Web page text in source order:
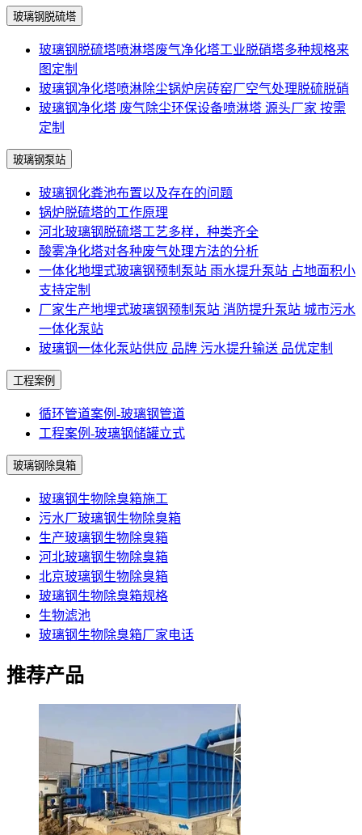
玻璃钢脱硫塔
玻璃钢脱硫塔喷淋塔废气净化塔工业脱硝塔多种规格来
图定制
玻璃钢净化塔喷淋除尘锅炉房砖窑厂空气处理脱硫脱硝
玻璃钢净化塔 废气除尘环保设备喷淋塔 源头厂家 按需
定制
玻璃钢泵站
玻璃钢化粪池布置以及存在的问题
锅炉脱硫塔的工作原理
河北玻璃钢脱硫塔工艺多样，种类齐全
酸雾净化塔对各种废气处理方法的分析
一体化地埋式玻璃钢预制泵站 雨水提升泵站 占地面积小
支持定制
厂家生产地埋式玻璃钢预制泵站 消防提升泵站 城市污水
一体化泵站
玻璃钢一体化泵站供应 品牌 污水提升输送 品优定制
工程案例
循环管道案例-玻璃钢管道
工程案例-玻璃钢储罐立式
玻璃钢除臭箱
玻璃钢生物除臭箱施工
污水厂玻璃钢生物除臭箱
生产玻璃钢生物除臭箱
河北玻璃钢生物除臭箱
北京玻璃钢生物除臭箱
玻璃钢生物除臭箱规格
生物滤池
玻璃钢生物除臭箱厂家电话
推荐产品